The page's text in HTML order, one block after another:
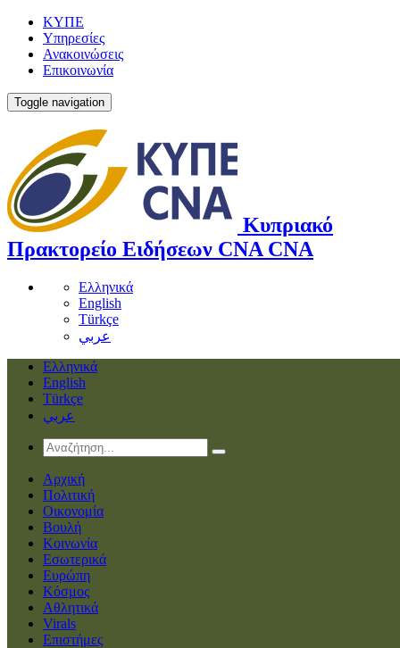
ΚΥΠΕ
Υπηρεσίες
Ανακοινώσεις
Επικοινωνία
Toggle navigation
Κυπριακό
Πρακτορείο Ειδήσεων CNA CNA
Ελληνικά
English
Türkçe
عربي
Ελληνικά
English
Türkçe
عربي
Αρχική
Πολιτική
Οικονομία
Βουλή
Κοινωνία
Εσωτερικά
Ευρώπη
Κόσμος
Αθλητικά
Virals
Επιστήμες